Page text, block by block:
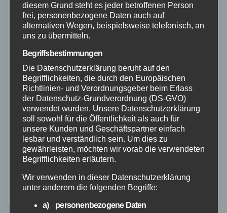
MAYEN-KOBLENZ POLIZEI
Rollerfahrer flüchten vor
Polizeikontrolle – 16-Jähriger
nach Verfolgung gestoppt
FEUERWEHR NEUWIED RETTUNGSDIENST
Zwei Jahre Ersthelfer-System:
Rund 50 Einsätze in der VG
Asbach
2. AUG. 2026
diesem Grund steht es jeder betroffenen Person
frei, personenbezogene Daten auch auf
alternativen Wegen, beispielsweise telefonisch, an
uns zu übermitteln.
Begriffsbestimmungen
Die Datenschutzerklärung beruht auf den
Begrifflichkeiten, die durch den Europäischen
Richtlinien- und Verordnungsgeber beim Erlass
der Datenschutz-Grundverordnung (DS-GVO)
verwendet wurden. Unsere Datenschutzerklärung
soll sowohl für die Öffentlichkeit als auch für
unsere Kunden und Geschäftspartner einfach
lesbar und verständlich sein. Um dies zu
gewährleisten, möchten wir vorab die verwendeten
Begrifflichkeiten erläutern.
Wir verwenden in dieser Datenschutzerklärung
unter anderem die folgenden Begriffe:
a) personenbezogene Daten